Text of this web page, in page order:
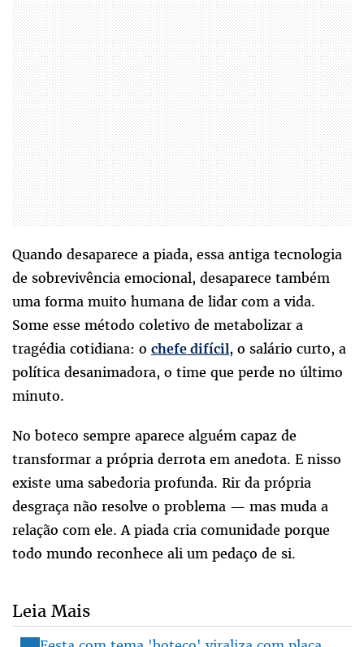
Quando desaparece a piada, essa antiga tecnologia
de sobrevivência emocional, desaparece também
uma forma muito humana de lidar com a vida.
Some esse método coletivo de metabolizar a
tragédia cotidiana: o chefe difícil, o salário curto, a
política desanimadora, o time que perde no último
minuto.
No boteco sempre aparece alguém capaz de
transformar a própria derrota em anedota. E nisso
existe uma sabedoria profunda. Rir da própria
desgraça não resolve o problema — mas muda a
relação com ele. A piada cria comunidade porque
todo mundo reconhece ali um pedaço de si.
Leia Mais